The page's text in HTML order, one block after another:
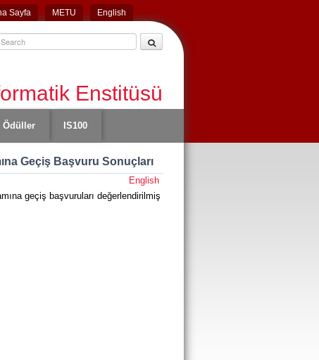
Sayfa METU English
Enstitüsü
Ödüller IS100
Geçiş Başvuru Sonuçları
English
geçiş başvuruları değerlendirilmiş